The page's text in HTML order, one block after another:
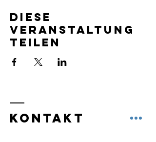
Diese
Veranstaltung
teilen
KontaKt